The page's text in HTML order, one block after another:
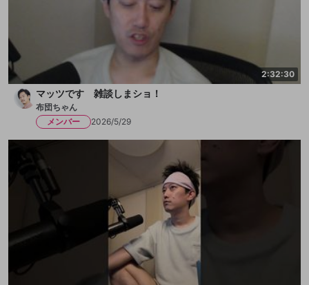
2:32:30
マッツです 雑談しまショ！
布団ちゃん
メンバー
2026/5/29